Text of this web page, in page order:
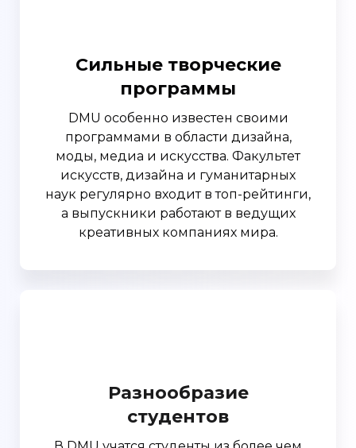
Сильные творческие
программы
DMU особенно известен своими
программами в области дизайна,
моды, медиа и искусства. Факультет
искусств, дизайна и гуманитарных
наук регулярно входит в топ-рейтинги,
а выпускники работают в ведущих
креативных компаниях мира.
Разнообразие
студентов